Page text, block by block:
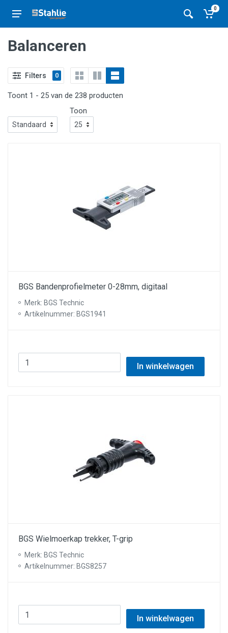
0
Balanceren
Filters 0
Toont 1 - 25 van de 238 producten
Toon
BGS Bandenprofielmeter 0-28mm, digitaal
Merk: BGS Technic
Artikelnummer: BGS1941
In winkelwagen
BGS Wielmoerkap trekker, T-grip
Merk: BGS Technic
Artikelnummer: BGS8257
In winkelwagen